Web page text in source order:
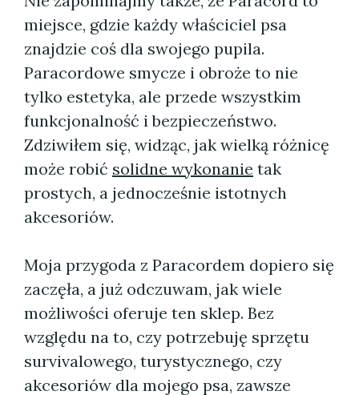
miejsce, gdzie każdy właściciel psa
znajdzie coś dla swojego pupila.
Paracordowe smycze i obroże to nie
tylko estetyka, ale przede wszystkim
funkcjonalność i bezpieczeństwo.
Zdziwiłem się, widząc, jak wielką różnicę
może robić solidne wykonanie tak
prostych, a jednocześnie istotnych
akcesoriów.
Moja przygoda z Paracordem dopiero się
zaczęła, a już odczuwam, jak wiele
możliwości oferuje ten sklep. Bez
względu na to, czy potrzebuję sprzętu
survivalowego, turystycznego, czy
akcesoriów dla mojego psa, zawsze